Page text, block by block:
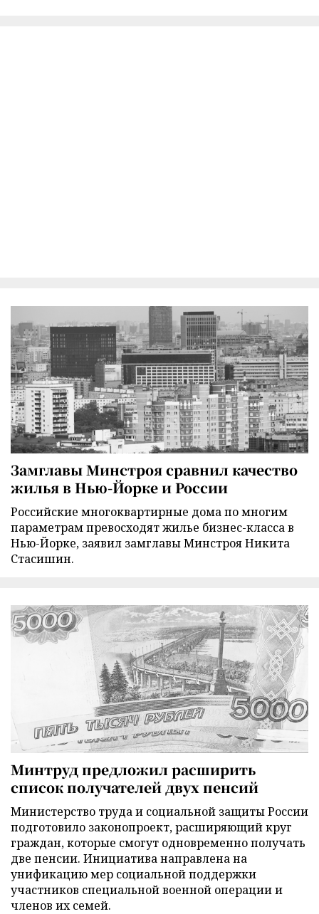
Замглавы Минстроя сравнил качество
жилья в Нью-Йорке и России
Российские многоквартирные дома по многим
параметрам превосходят жилье бизнес-класса в
Нью-Йорке, заявил замглавы Минстроя Никита
Стасишин.
Минтруд предложил расширить
список получателей двух пенсий
Министерство труда и социальной защиты России
подготовило законопроект, расширяющий круг
граждан, которые смогут одновременно получать
две пенсии. Инициатива направлена на
унификацию мер социальной поддержки
участников специальной военной операции и
членов их семей.